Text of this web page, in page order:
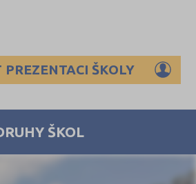
PREZENTACI ŠKOLY
ŠKOL